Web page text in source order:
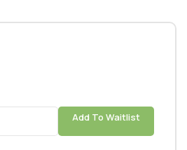
Add To Waitlist